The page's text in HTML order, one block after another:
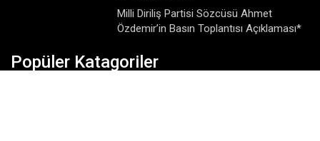
Milli Diriliş Partisi Sözcüsü Ahmet
Özdemir’in Basın Toplantısı Açıklaması*
Popüler Katagoriler